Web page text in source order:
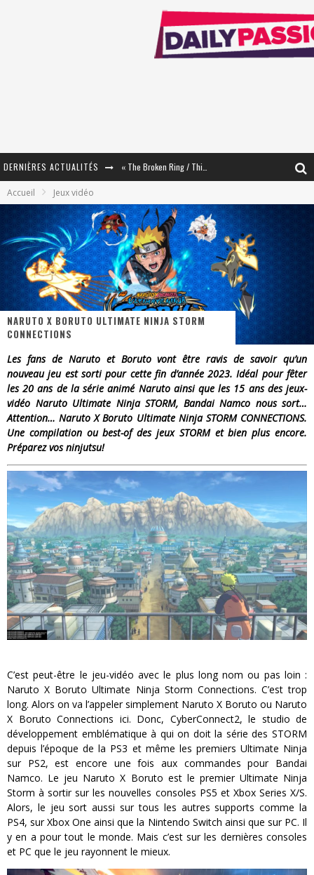
DERNIÈRES ACTUALITÉS
« Le Béton et le Bambou / Propositions pour Mayotte et le Monde. » - Améliorations !
Star Fox
PsyRiver 2026 : la magie revient sur les rives de l’Aar
« MOFUSAND / Parler Japonais » – Des Expressions Pratiques !
Assassin's Creed Black Flag Resynced
« Le Vent dand les Saules » - Une Belle Histoire !
« Damn Them All » - Un duo de Choc !
Accueil Jeux vidéo
NARUTO X BORUTO ULTIMATE NINJA STORM
CONNECTIONS
Les fans de Naruto et Boruto vont être ravis de savoir qu’un
nouveau jeu est sorti pour cette fin d’année 2023. Idéal pour fêter
les 20 ans de la série animé Naruto ainsi que les 15 ans des jeux-
vidéo Naruto Ultimate Ninja STORM, Bandai Namco nous sort…
Attention… Naruto X Boruto Ultimate Ninja STORM CONNECTIONS.
Une compilation ou best-of des jeux STORM et bien plus encore.
Préparez vos ninjutsu!
C’est peut-être le jeu-vidéo avec le plus long nom ou pas loin :
Naruto X Boruto Ultimate Ninja Storm Connections. C’est trop
long. Alors on va l’appeler simplement Naruto X Boruto ou Naruto
X Boruto Connections ici. Donc, CyberConnect2, le studio de
développement emblématique à qui on doit la série des STORM
depuis l’époque de la PS3 et même les premiers Ultimate Ninja
sur PS2, est encore une fois aux commandes pour Bandai
Namco. Le jeu Naruto X Boruto est le premier Ultimate Ninja
Storm à sortir sur les nouvelles consoles PS5 et Xbox Series X/S.
Alors, le jeu sort aussi sur tous les autres supports comme la
PS4, sur Xbox One ainsi que la Nintendo Switch ainsi que sur PC. Il
y en a pour tout le monde. Mais c’est sur les dernières consoles
et PC que le jeu rayonnent le mieux.